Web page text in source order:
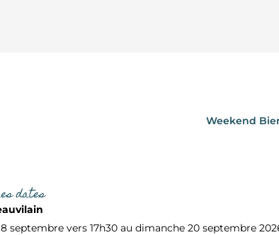
Weekend
dates
septembre vers 17h30 au dimanche 20 septembre